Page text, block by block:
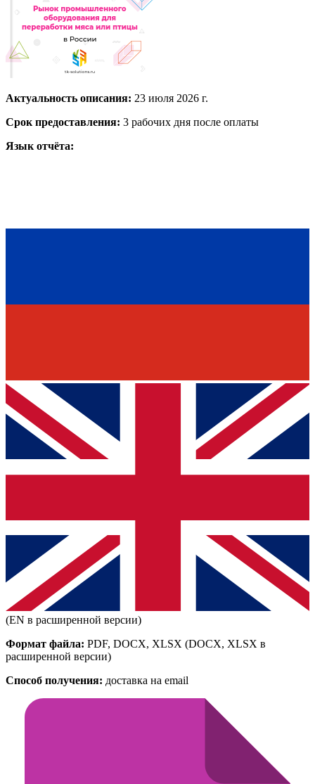
Актуальность описания: 23 июля 2026 г.
Срок предоставления: 3 рабочих дня после оплаты
Язык отчёта:
(EN в расширенной версии)
Формат файла: PDF, DOCX, XLSX (DOCX, XLSX в
расширенной версии)
Способ получения: доставка на email